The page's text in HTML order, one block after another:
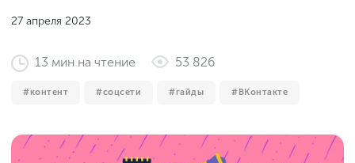
2017
Старт и идеи
Продажи и маркетплейсы
Словарь маркетолога
Тесты
27 апреля 2023
13 мин на чтение 53 826
контент соцсети гайды ВКонтакте